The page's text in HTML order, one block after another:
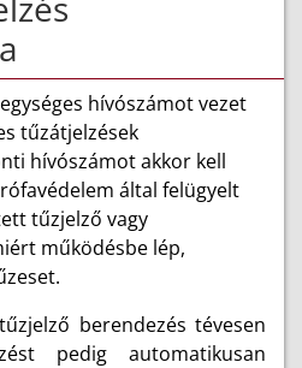
hívószámot vezet
tűzátjelzések
hívószámot akkor kell
által felügyelt
tűzjelző vagy
működésbe lép,
berendezés tévesen
pedig automatikusan